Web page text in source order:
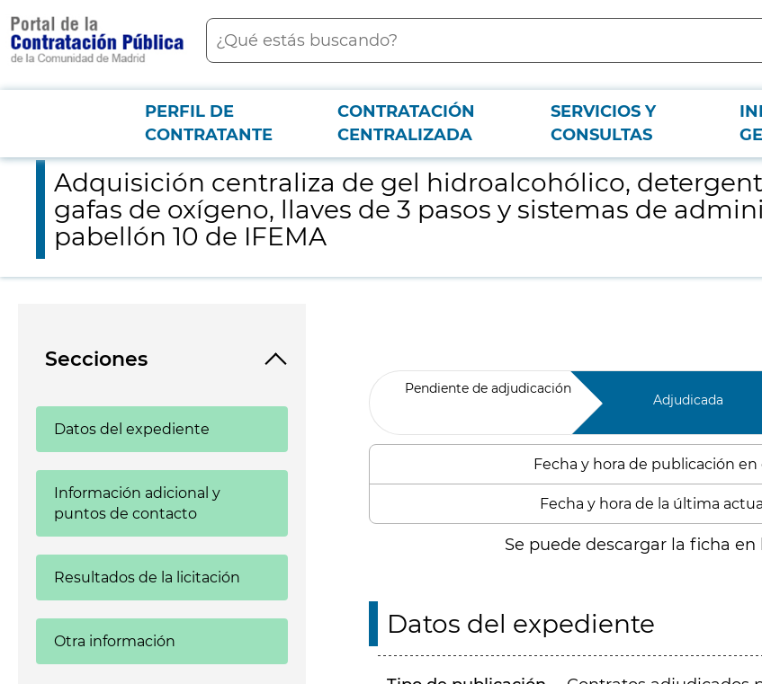
contenido
principal
Buscar
Menú PCON
PERFIL DE
CONTRATANTE
CONTRATACIÓN
CENTRALIZADA
SERVICIOS Y
CONSULTAS
Adquisición centraliza de gel hidroalcohólico, detergente enzimático, mascarillas 02, gafas de oxígeno, llaves de 3 pasos y
Adquisición centraliza de gel hidroalcohólico,
gafas de oxígeno, llaves de 3 pasos y sistemas de
pabellón 10 de IFEMA
Secciones
Datos del expediente
Información adicional y
puntos de contacto
Resultados de la licitación
Otra información
Pendiente de adjudicación
Adjudicada
Fecha y hora de publicación en
Fecha y hora de la última
Se puede descargar la ficha
Datos del expediente